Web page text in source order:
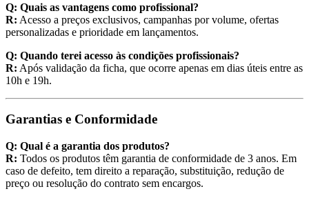
Q: Quais as vantagens como profissional?
R: Acesso a preços exclusivos, campanhas por volume, ofertas
personalizadas e prioridade em lançamentos.
Q: Quando terei acesso às condições profissionais?
R: Após validação da ficha, que ocorre apenas em dias úteis entre as
10h e 19h.
Garantias e Conformidade
Q: Qual é a garantia dos produtos?
R: Todos os produtos têm garantia de conformidade de 3 anos. Em
caso de defeito, tem direito a reparação, substituição, redução de
preço ou resolução do contrato sem encargos.